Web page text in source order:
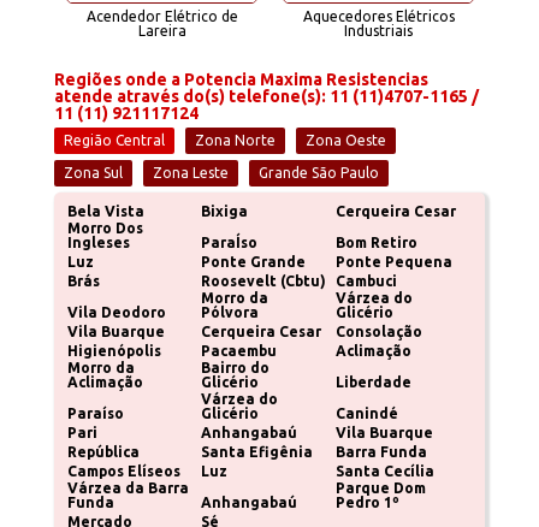
Acendedor Elétrico de
Lareira
Aquecedores Elétricos
Industriais
Regiões onde a Potencia Maxima Resistencias
atende através do(s) telefone(s): 11 (11)4707-1165 /
11 (11) 921117124
Região Central Zona Norte Zona Oeste
Zona Sul Zona Leste Grande São Paulo
Bela Vista Bixiga
Cerqueira Cesar
Morro Dos
Ingleses
ParaÍso
Bom Retiro
Luz
Ponte Grande
Ponte Pequena
Brás
Roosevelt (Cbtu)
Cambuci
Vila Deodoro
Morro da
Pólvora
Várzea do
Glicério
Vila Buarque
Cerqueira Cesar
Consolação
Higienópolis
Pacaembu
Aclimação
Morro da
Aclimação
Bairro do
Glicério
Liberdade
Paraíso
Várzea do
Glicério
Canindé
Pari
Anhangabaú
Vila Buarque
República
Santa Efigênia
Barra Funda
Campos Elíseos
Luz
Santa Cecília
Várzea da Barra
Funda
Anhangabaú
Parque Dom
Pedro 1º
Mercado
Sé